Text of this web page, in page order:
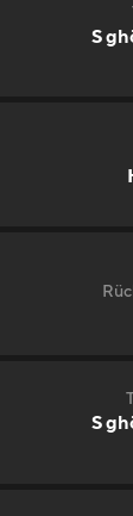
S
S